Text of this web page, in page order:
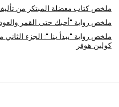
ملخص كتاب معضلة المبتكر من
ملخص رواية “أحبك حتى القمر
ملخص رواية “يبدأ بنا “: الجزء الثاني
كولين هوفر